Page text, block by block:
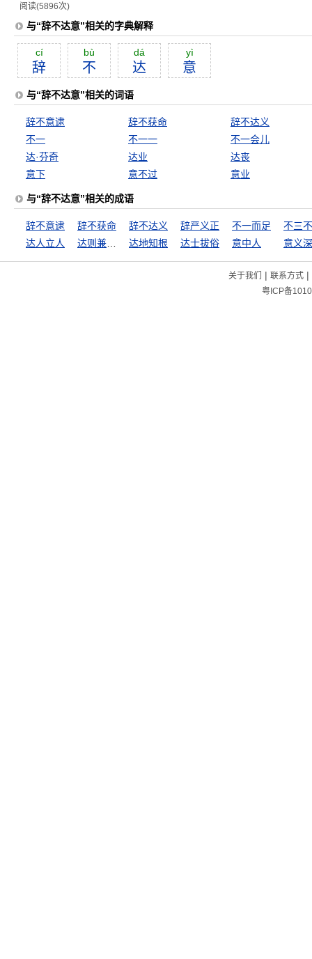
阅读(5896次)
与“辞不达意”相关的字典解释
cí
辞
bù
不
dá
达
yì
意
与“辞不达意”相关的词语
辞不意逮 辞不获命
辞不达义
不一
不一一
不一会儿
达·芬奇
达业
达丧
意下
意不过 意业
与“辞不达意”相关的成语
辞不意逮 辞不获命 辞不达义 辞严义正 不一而足
不三
达人立人
达地知根 达士拔俗 意中人 意义
关于我们 | 联系方式|
粤ICP备